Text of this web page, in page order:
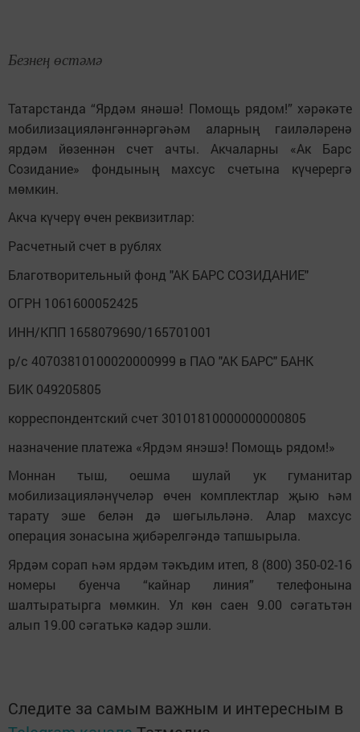
Безнең өстәмә
Татарстанда “Ярдәм янәшә! Помощь рядом!” хәрәкәте
мобилизацияләнгәннәргәһәм аларның гаиләләренә
ярдәм йөзеннән счет ачты. Акчаларны «Ак Барс
Созидание» фондының махсус счетына күчерергә
мөмкин.
Акча күчерү өчен реквизитлар:
Расчетный счет в рублях
Благотворительный фонд "АК БАРС СОЗИДАНИЕ"
ОГРН 1061600052425
ИНН/КПП 1658079690/165701001
р/с 40703810100020000999 в ПАО "АК БАРС" БАНК
БИК 049205805
корреспондентский счет 30101810000000000805
назначение платежа «Ярдэм янэшэ! Помощь рядом!»
Моннан тыш, оешма шулай ук гуманитар
мобилизацияләнүчеләр өчен комплектлар җыю һәм
тарату эше белән дә шөгыльләнә. Алар махсус
операция зонасына җибәрелгәндә тапшырыла.
Ярдәм сорап һәм ярдәм тәкъдим итеп, 8 (800) 350-02-16
номеры буенча “кайнар линия” телефонына
шалтыратырга мөмкин. Ул көн саен 9.00 сәгатьтән
алып 19.00 сәгатькә кадәр эшли.
Следите за самым важным и интересным в